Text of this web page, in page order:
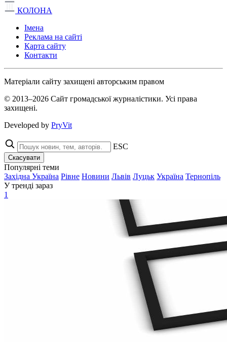
КОЛОНА
Імена
Реклама на сайті
Карта сайту
Контакти
Матеріали сайту захищені авторським правом
© 2013–2026 Сайт громадської журналістики. Усі права
захищені.
Developed by PryVit
ESC
Скасувати
Популярні теми
Західна Україна Рівне Новини Львів Луцьк Україна Тернопіль
У тренді зараз
1